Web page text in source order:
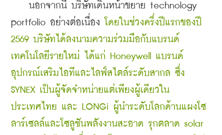
นอกจากนี้ บริษัทเดินหน้าขยาย technology
portfolio อย่างต่อเนื่อง
โดยในช่วงครึ่งปีแรกของปี
2569 บริษัทได้ลงนามความร่วมมือกับแบรนด์
เทคโนโลยีรายใหม่ ได้แก่ Honeywell แบรนด์
อุปกรณ์เสริมไอทีและไลฟ์สไตล์ระดับสากล ซึ่ง
SYNEX เป็นผู้จัดจำหน่ายแต่เพียงผู้เดียวใน
ประเทศไทย และ LONGi ผู้นำระดับโลกด้านแผงโซ
ลาร์เซลล์และโซลูชันพลังงานสะอาด รุกตลาด solar